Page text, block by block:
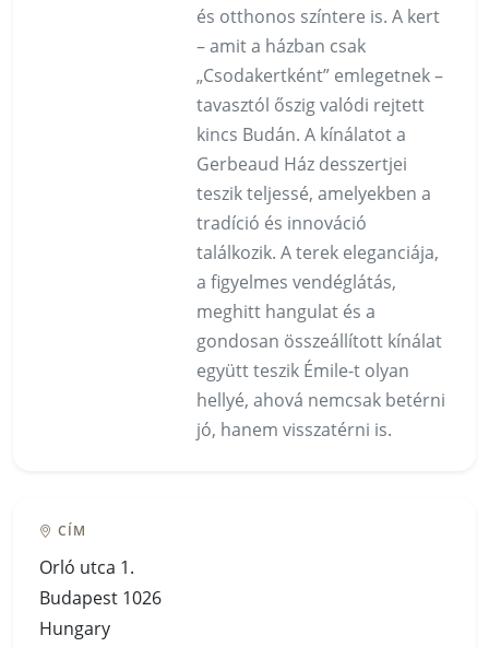
és otthonos színtere is. A kert
– amit a házban csak
„Csodakertként” emlegetnek –
tavasztól őszig valódi rejtett
kincs Budán. A kínálatot a
Gerbeaud Ház desszertjei
teszik teljessé, amelyekben a
tradíció és innováció
találkozik. A terek eleganciája,
a figyelmes vendéglátás,
meghitt hangulat és a
gondosan összeállított kínálat
együtt teszik Émile-t olyan
hellyé, ahová nemcsak betérni
jó, hanem visszatérni is.
CÍM
Orló utca 1.
Budapest 1026
Hungary